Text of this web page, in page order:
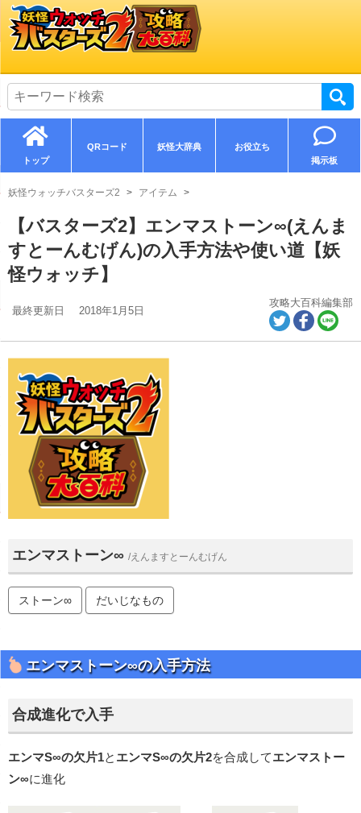
トップ
QRコード 妖怪大辞典
お役立ち
掲示板
妖怪ウォッチバスターズ2 アイテム
【バスターズ2】エンマストーン∞(えんま
すとーんむげん)の入手方法や使い道【妖
怪ウォッチ】
最終更新日 2018年1月5日
攻略大百科編集部
エンマストーン∞ /えんますとーんむげん
ストーン∞ だいじなもの
エンマストーン∞の入手方法
合成進化で入手
エンマS∞の欠片1と エンマS∞の欠片2を合成してエンマストー
ン∞に進化